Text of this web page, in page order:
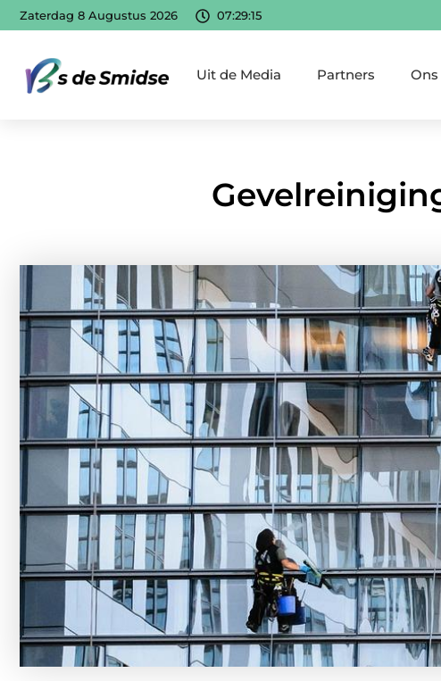
Zaterdag 8 Augustus 2026 07:29:16
Uit de Media Partners Ons